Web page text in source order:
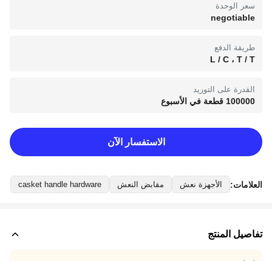
سعر الوحدة
negotiable
طريقة الدفع
L / C ، T / T
القدرة على التوريد
100000 قطعة في الأسبوع
الاستفسار الآن
العلامات: الأجهزة نعش مقابض النعش casket handle hardware
تفاصيل المنتج